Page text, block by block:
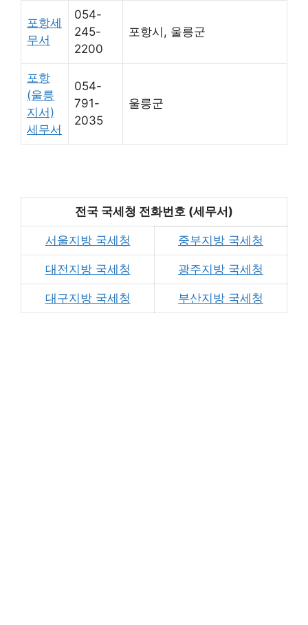
포항세
무서
054-
245-
2200
포항시, 울릉군
포항
(울릉
지서)
세무서
054-
791-
2035
울릉군
전국 국세청 전화번호 (세무서)
서울지방 국세청 중부지방 국세청
대전지방 국세청 광주지방 국세청
대구지방 국세청 부산지방 국세청